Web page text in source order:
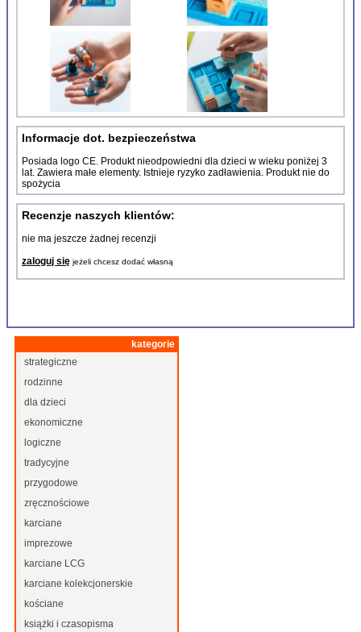
Informacje dot. bezpieczeństwa
Posiada logo CE. Produkt nieodpowiedni dla dzieci w wieku poniżej 3
lat. Zawiera małe elementy. Istnieje ryzyko zadławienia. Produkt nie do
spożycia
Recenzje naszych klientów:
nie ma jeszcze żadnej recenzji
zaloguj się jeżeli chcesz dodać własną
kategorie
strategiczne
rodzinne
dla dzieci
ekonomiczne
logiczne
tradycyjne
przygodowe
zręcznościowe
karciane
imprezowe
karciane LCG
karciane kolekcjonerskie
kościane
książki i czasopisma